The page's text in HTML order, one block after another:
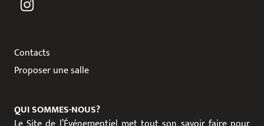
Contacts
Proposer une salle
QUI SOMMES-NOUS?